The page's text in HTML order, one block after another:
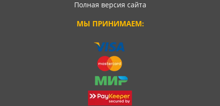
Полная версия сайта
МЫ ПРИНИМАЕМ: